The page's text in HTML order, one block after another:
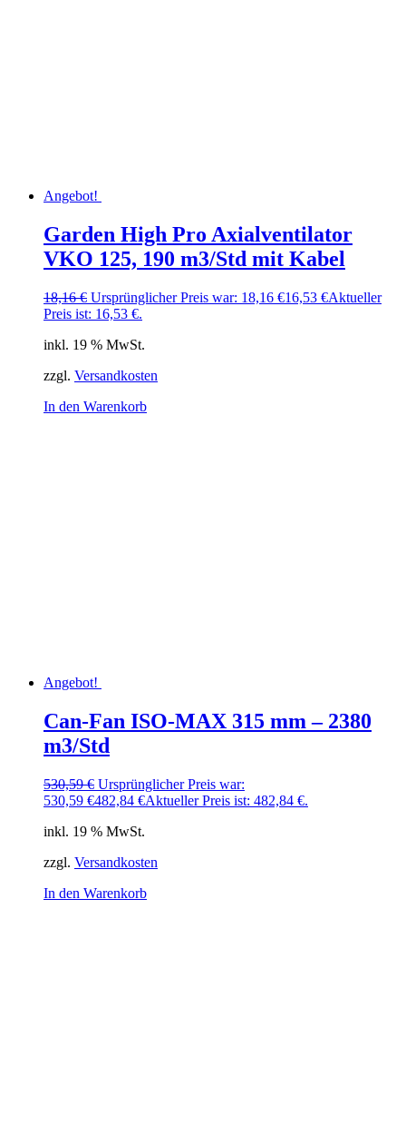
Angebot!
Garden High Pro Axialventilator
VKO 125, 190 m3/Std mit Kabel
18,16€ Ursprünglicher Preis war: 18,16 €16,53 €Aktueller
Preis ist: 16,53 €.
inkl. 19 % MwSt.
zzgl. Versandkosten
In den Warenkorb
Angebot!
Can-Fan ISO-MAX 315 mm – 2380
m3/Std
530,59€ Ursprünglicher Preis war:
530,59 €482,84 €Aktueller Preis ist: 482,84 €.
inkl. 19 % MwSt.
zzgl. Versandkosten
In den Warenkorb